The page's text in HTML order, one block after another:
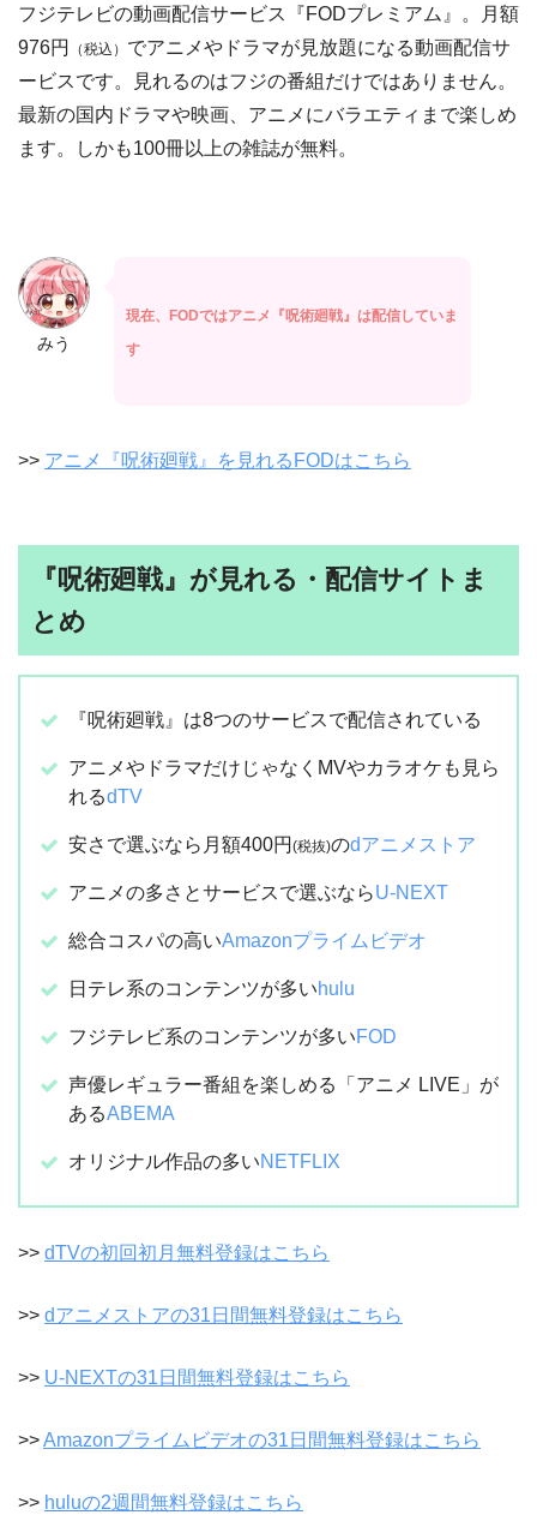
フジテレビの動画配信サービス『FODプレミアム』。月額
976円
（税込） でアニメやドラマが見放題になる動画配信サ
ービスです。見れるのはフジの番組だけではありません。
最新の国内ドラマや映画、アニメにバラエティまで楽しめ
ます。しかも100冊以上の雑誌が無料。
みう
現在、FODではアニメ『呪術廻戦』は配信していま
す
>> アニメ『呪術廻戦』を見れるFODはこちら
『呪術廻戦』が見れる・配信サイトま
とめ
『呪術廻戦』は8つのサービスで配信されている
アニメやドラマだけじゃなくMVやカラオケも見ら
れるdTV
安さで選ぶなら月額400円 (税抜)のdアニメストア
アニメの多さとサービスで選ぶならU-NEXT
総合コスパの高いAmazonプライムビデオ
日テレ系のコンテンツが多いhulu
フジテレビ系のコンテンツが多いFOD
声優レギュラー番組を楽しめる「アニメ LIVE」が
あるABEMA
オリジナル作品の多いNETFLIX
>> dTVの初回初月無料登録はこちら
>> dアニメストアの31日間無料登録はこちら
>> U-NEXTの31日間無料登録はこちら
>>Amazonプライムビデオの31日間無料登録はこちら
>> huluの2週間無料登録はこちら